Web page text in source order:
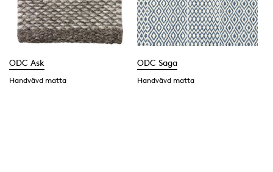
ODC Ask
Handvävd matta
ODC Saga
Handvävd matta